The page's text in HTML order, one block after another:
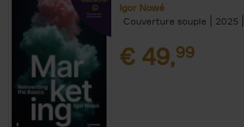
Igor Nowé
Couverture souple
2025
€ 49,99